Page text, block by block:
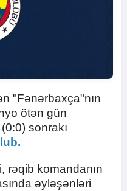
"Fənərbaxça"nın
ötən gün
sonrakı
rəqib komandanın
əyləşənləri